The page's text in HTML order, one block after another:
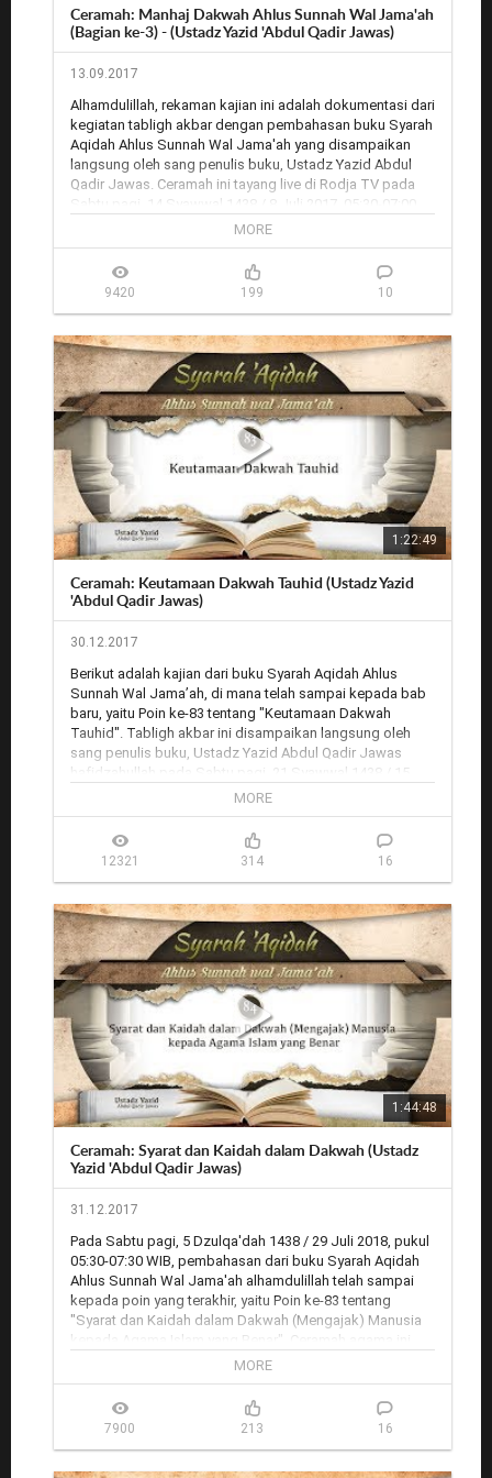
Ceramah: Manhaj Dakwah Ahlus Sunnah Wal Jama'ah
(Bagian ke-3) - (Ustadz Yazid 'Abdul Qadir Jawas)
13.09.2017
Alhamdulillah, rekaman kajian ini adalah dokumentasi dari
kegiatan tabligh akbar dengan pembahasan buku Syarah
Aqidah Ahlus Sunnah Wal Jama'ah yang disampaikan
langsung oleh sang penulis buku, Ustadz Yazid Abdul
Qadir Jawas. Ceramah ini tayang live di Rodja TV pada
Sabtu pagi, 14 Syawwal 1438 / 8 Juli 2017, 05:30-07:00
WIB yang disiarkan dari Masjid Nurut Tauhid, Perumahan
Griya Nuraida, Cimahpar, Bogor.
Rekaman audio: Belum disiapkan
MORE
9420 199 10
1:22:49
Ceramah: Keutamaan Dakwah Tauhid (Ustadz Yazid
'Abdul Qadir Jawas)
30.12.2017
Berikut adalah kajian dari buku Syarah Aqidah Ahlus
Sunnah Wal Jama’ah, di mana telah sampai kepada bab
baru, yaitu Poin ke-83 tentang "Keutamaan Dakwah
Tauhid". Tabligh akbar ini disampaikan langsung oleh
sang penulis buku, Ustadz Yazid Abdul Qadir Jawas
hafidzahullah pada Sabtu pagi, 21 Syawwal 1438 / 15
Juli 2017, pukul 05:30-07:00 WIB dan disiarkan oleh Rodja
Cimahpar, Bogor.
Rekaman audio:
http://www.radiorodja.com/?p=28342
MORE
12321 314 16
1:44:48
Ceramah: Syarat dan Kaidah dalam Dakwah (Ustadz
Yazid 'Abdul Qadir Jawas)
31.12.2017
Pada Sabtu pagi, 5 Dzulqa'dah 1438 / 29 Juli 2018, pukul
05:30-07:30 WIB, pembahasan dari buku Syarah Aqidah
Ahlus Sunnah Wal Jama'ah alhamdulillah telah sampai
kepada poin yang terakhir, yaitu Poin ke-83 tentang
"Syarat dan Kaidah dalam Dakwah (Mengajak) Manusia
kepada Agama Islam yang Benar". Ceramah agama ini
disampaikan oleh Ustadz Yazid Abdul Qadir Jawas di
Masjid Nurut Tauhid, Perumahan Griya Nuraida, Cimahpar,
Bogor dan disiarkan secara langsung di Rodja TV
MORE
7900 213 16